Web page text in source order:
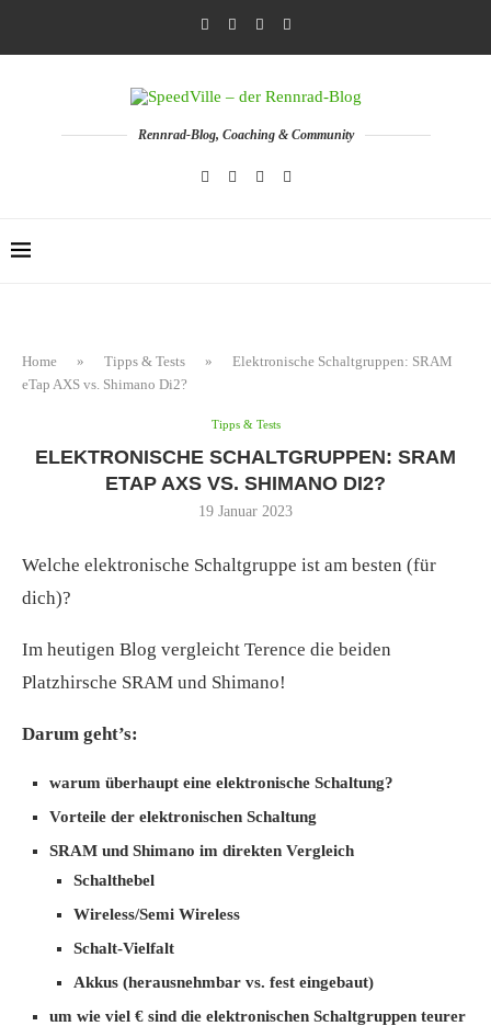
Rennrad-Blog, Coaching & Community
Home » Tipps & Tests »
Elektronische Schaltgruppen: SRAM
eTap AXS vs. Shimano Di2?
Tipps & Tests
ELEKTRONISCHE SCHALTGRUPPEN: SRAM
ETAP AXS VS. SHIMANO DI2?
19 Januar 2023
Welche elektronische Schaltgruppe ist am besten (für
dich)?
Im heutigen Blog vergleicht Terence die beiden
Platzhirsche SRAM und Shimano!
Darum geht’s:
warum überhaupt eine elektronische Schaltung?
Vorteile der elektronischen Schaltung
SRAM und Shimano im direkten Vergleich
Schalthebel
Wireless/Semi Wireless
Schalt-Vielfalt
Akkus (herausnehmbar vs. fest eingebaut)
um wie viel € sind die elektronischen Schaltgruppen teurer